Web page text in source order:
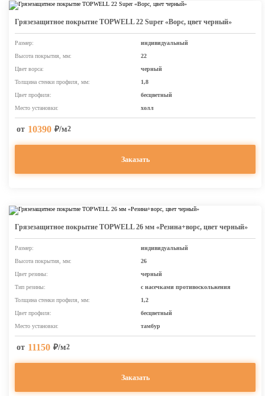
Грязезащитное покрытие TOPWELL 22 Super «Ворс, цвет черный»
Размер:
индивидуальный
Высота покрытия, мм:
22
Цвет ворса:
черный
Толщина стенки профиля, мм:
1,8
Цвет профиля:
бесцветный
Место установки:
холл
от 10390 ₽/м2
Заказать
Грязезащитное покрытие TOPWELL 26 мм «Резина+ворс, цвет черный»
Размер:
индивидуальный
Высота покрытия, мм:
26
Цвет резины:
черный
Тип резины:
с насечками противоскольжения
Толщина стенки профиля, мм:
1,2
Цвет профиля:
бесцветный
Место установки:
тамбур
от 11150 ₽/м2
Заказать